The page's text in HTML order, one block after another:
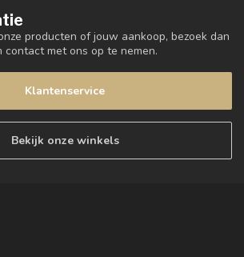
producten of jouw aankoop, bezoek dan
contact met ons op te nemen.
Klantenservice
Bekijk onze winkels